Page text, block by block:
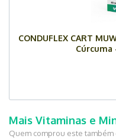
CONDUFLEX CART
Mais Vitaminas e
Quem comprou este